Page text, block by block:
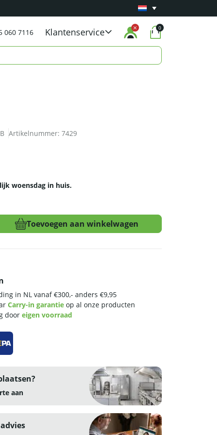
Carry-in garantie
060 7116 Klantenservice 0
Artikelnummer: 7429
woensdag in huis.
Toevoegen aan winkelwagen
in NL vanaf €300,- anders €9,95
Carry-in garantie op al onze producten
door eigen voorraad
aan